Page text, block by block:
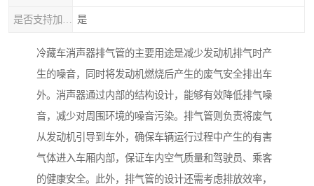
是
冷藏车消声器排气管的主要用途是减少发动机排气时产
生的噪音，同时将发动机燃烧后产生的废气安全排出车
外。消声器通过内部的结构设计，能够有效降低排气噪
音，减少对周围环境的噪音污染。排气管则负责将废气
从发动机引导到车外，确保车辆运行过程中产生的有害
气体进入车厢内部，保证车内空气质量和驾驶员、乘客
的健康安全。此外，排气管的设计还需考虑排放效率，